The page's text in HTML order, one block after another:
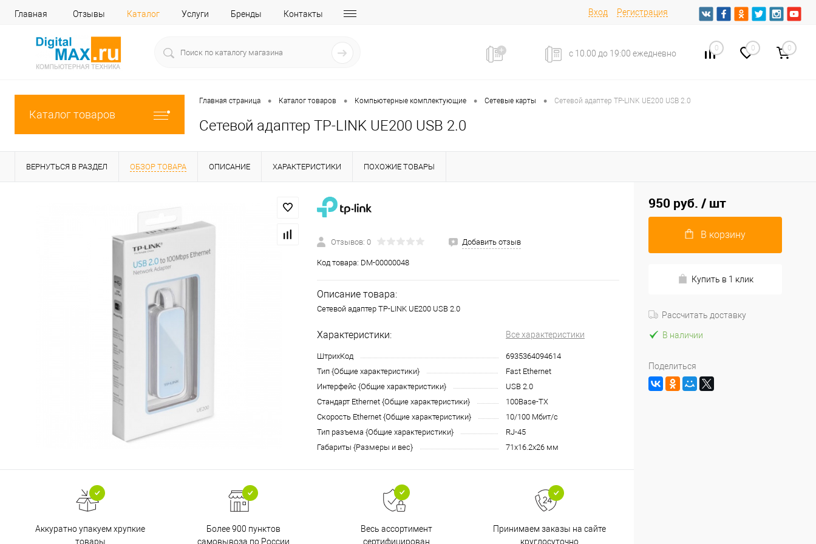
Главная Отзывы Каталог Услуги Бренды Контакты Вход Регистрация
с 10.00 до 19:00 ежедневно
0 0 0
Каталог товаров
Главная страница • Каталог товаров • Компьютерные комплектующие • Сетевые карты • Сетевой адаптер TP-LINK UE200 USB 2.0
Сетевой адаптер TP-LINK UE200 USB 2.0
ВЕРНУТЬСЯ В РАЗДЕЛ ОБЗОР ТОВАРА ОПИСАНИЕ ХАРАКТЕРИСТИКИ ПОХОЖИЕ ТОВАРЫ
Отзывов: 0 Добавить отзыв
Код товара: DM-00000048
Описание товара:
Сетевой адаптер TP-LINK UE200 USB 2.0
Характеристики: Все характеристики
ШтрихКод
6935364094614
Тип {Общие характеристики}
Fast Ethernet
Интерфейс {Общие характеристики}
USB 2.0
Стандарт Ethernet {Общие характеристики}
100Base-TX
Скорость Ethernet {Общие характеристики}
10/100 Мбит/с
Тип разъема {Общие характеристики}
RJ-45
Габариты {Размеры и вес}
71х16.2х26 мм
Аккуратно упакуем хрупкие
товары
Более 900 пунктов
самовывоза по России
Весь ассортимент
сертифицирован
Принимаем заказы на сайте
круглосуточно
950 руб. / шт
В корзину
Купить в 1 клик
Рассчитать доставку
В наличии
Поделиться